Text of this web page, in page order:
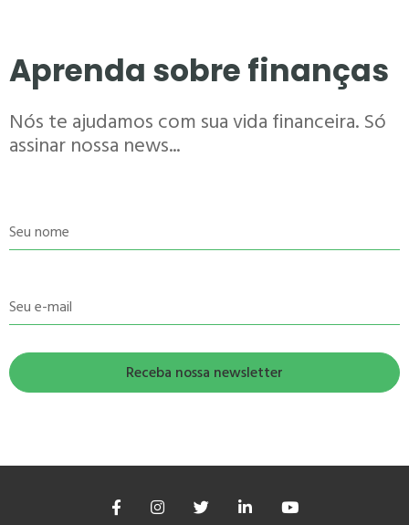
Aprenda sobre finanças
Nós te ajudamos com sua vida financeira. Só
assinar nossa news...
Seu nome
Seu e-mail